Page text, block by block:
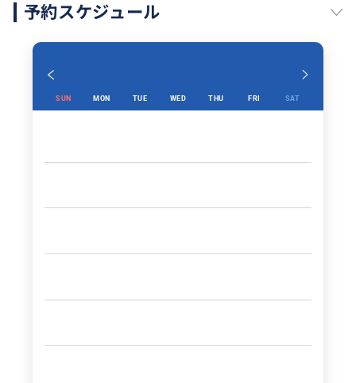
予約スケジュール
SUN MON TUE WED THU FRI SAT